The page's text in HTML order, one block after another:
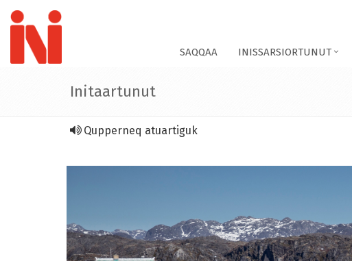
SAQQAA INISSARSIORTUNUT
Initaartunut
Qupperneq atuartiguk